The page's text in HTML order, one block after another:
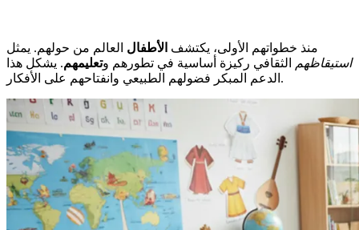
منذ خطواتهم الأولى، يكتشف الأطفال العالم من حولهم. يمثل
استيقاظهم
الثقافي ركيزة أساسية في تطورهم وتعليمهم. يشكل هذا
الدعم المبكر فضولهم الطبيعي وانفتاحهم على الأفكار.